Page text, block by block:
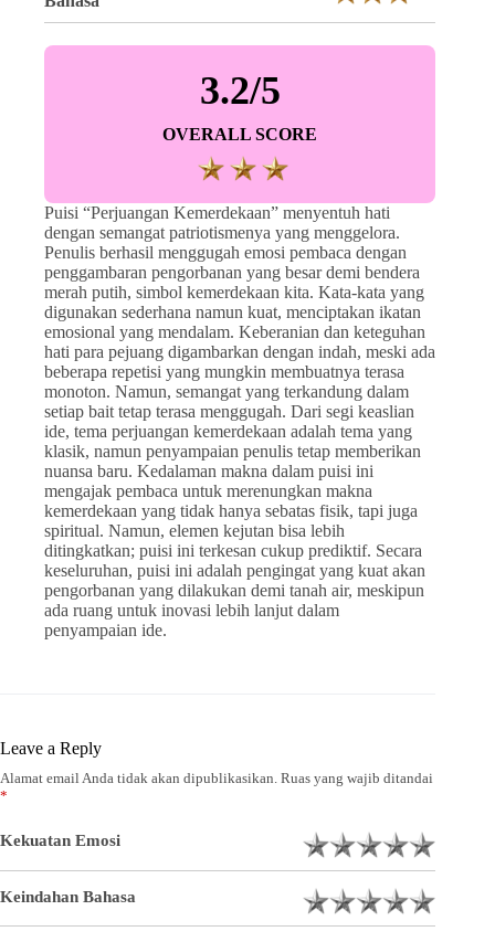
3.2/5
OVERALL SCORE
Puisi “Perjuangan Kemerdekaan” menyentuh hati
dengan semangat patriotismenya yang menggelora.
Penulis berhasil menggugah emosi pembaca dengan
penggambaran pengorbanan yang besar demi bendera
merah putih, simbol kemerdekaan kita. Kata-kata yang
digunakan sederhana namun kuat, menciptakan ikatan
emosional yang mendalam. Keberanian dan keteguhan
hati para pejuang digambarkan dengan indah, meski ada
beberapa repetisi yang mungkin membuatnya terasa
monoton. Namun, semangat yang terkandung dalam
setiap bait tetap terasa menggugah. Dari segi keaslian
ide, tema perjuangan kemerdekaan adalah tema yang
klasik, namun penyampaian penulis tetap memberikan
nuansa baru. Kedalaman makna dalam puisi ini
mengajak pembaca untuk merenungkan makna
kemerdekaan yang tidak hanya sebatas fisik, tapi juga
spiritual. Namun, elemen kejutan bisa lebih
ditingkatkan; puisi ini terkesan cukup prediktif. Secara
keseluruhan, puisi ini adalah pengingat yang kuat akan
pengorbanan yang dilakukan demi tanah air, meskipun
ada ruang untuk inovasi lebih lanjut dalam
penyampaian ide.
Leave a Reply
Alamat email Anda tidak akan dipublikasikan. Ruas yang wajib ditandai
*
Kekuatan Emosi
Keindahan Bahasa